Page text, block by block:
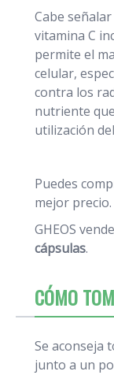
Cabe
vitamina C
permite el
celular,
contra los
nutriente
utilización
Puedes
mejor precio.
GHEOS
cápsulas.
CÓMO
Se aconseja
junto a un